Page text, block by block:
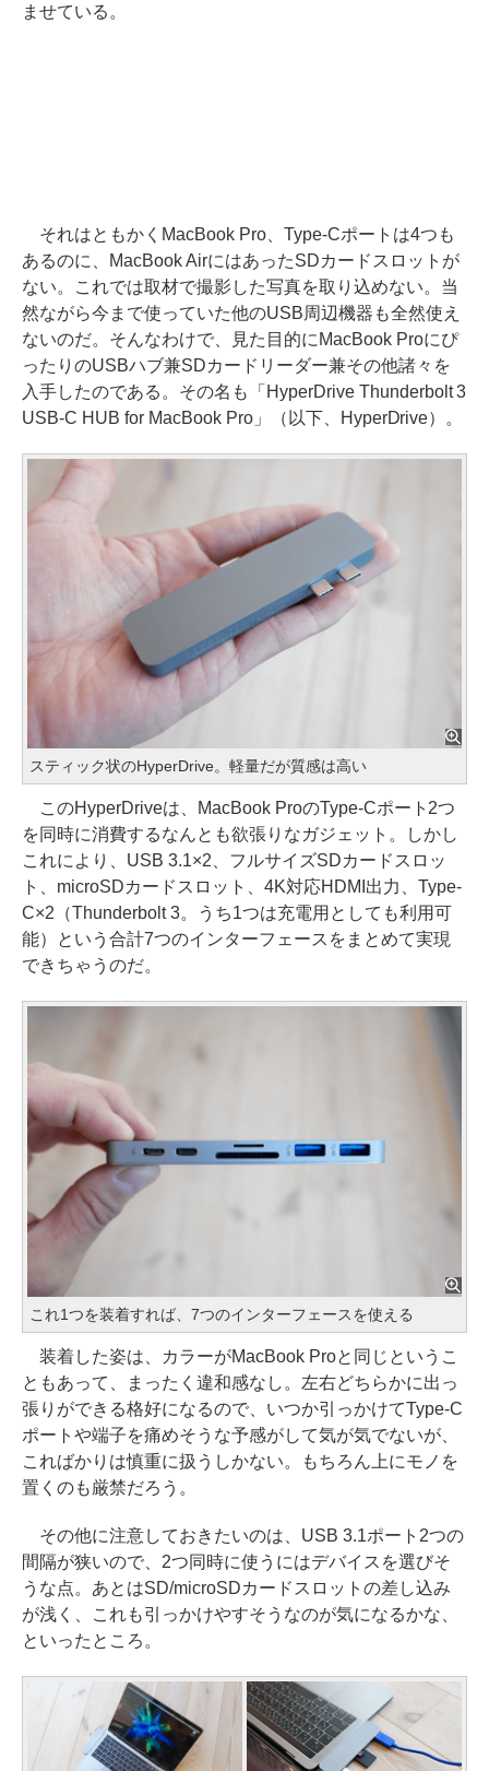
ませている。
それはともかくMacBook Pro、Type-Cポートは4つも
あるのに、MacBook AirにはあったSDカードスロットが
ない。これでは取材で撮影した写真を取り込めない。当
然ながら今まで使っていた他のUSB周辺機器も全然使え
ないのだ。そんなわけで、見た目的にMacBook Proにぴ
ったりのUSBハブ兼SDカードリーダー兼その他諸々を
入手したのである。その名も「HyperDrive Thunderbolt 3
USB-C HUB for MacBook Pro」（以下、HyperDrive）。
スティック状のHyperDrive。軽量だが質感は高い
このHyperDriveは、MacBook ProのType-Cポート2つ
を同時に消費するなんとも欲張りなガジェット。しかし
これにより、USB 3.1×2、フルサイズSDカードスロッ
ト、microSDカードスロット、4K対応HDMI出力、Type-
C×2（Thunderbolt 3。うち1つは充電用としても利用可
能）という合計7つのインターフェースをまとめて実現
できちゃうのだ。
これ1つを装着すれば、7つのインターフェースを使える
装着した姿は、カラーがMacBook Proと同じというこ
ともあって、まったく違和感なし。左右どちらかに出っ
張りができる格好になるので、いつか引っかけてType-C
ポートや端子を痛めそうな予感がして気が気でないが、
こればかりは慎重に扱うしかない。もちろん上にモノを
置くのも厳禁だろう。
その他に注意しておきたいのは、USB 3.1ポート2つの
間隔が狭いので、2つ同時に使うにはデバイスを選びそ
うな点。あとはSD/microSDカードスロットの差し込み
が浅く、これも引っかけやすそうなのが気になるかな、
といったところ。